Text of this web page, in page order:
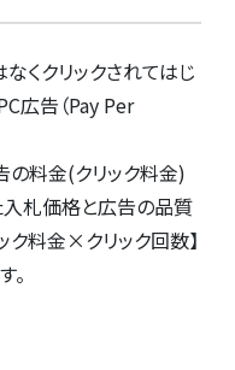
くクリックされてはじ
広告（Pay Per
の料金(クリック料金)
札価格と広告の品質
ク料金×クリック回数】
。